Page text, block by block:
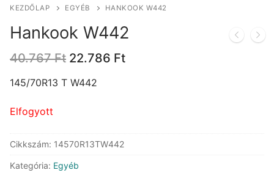
KEZDŐLAP EGYÉB HANKOOK W442
Hankook W442
40.767Ft Original
was:
22.786 FtCurrent
145/70R13 T W442
Elfogyott
Cikkszám: 14570R13TW442
Kategória: Egyéb